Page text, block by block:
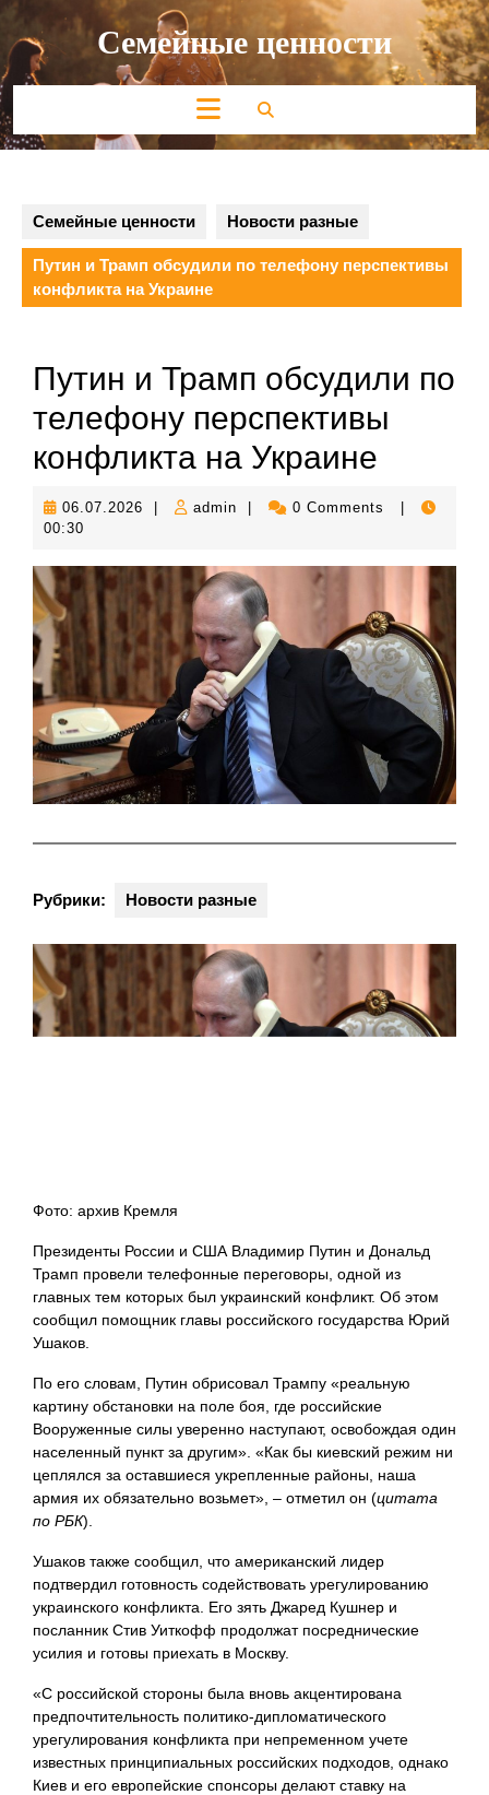
Перейти
содержимому Семейные ценности
Кнопка
Открыть
Семейные ценности Новости разные
Путин и Трамп обсудили по телефону перспективы
конфликта на Украине
Путин и Трамп обсудили по
телефону перспективы
конфликта на Украине
06.07.2026 06.07.2026
admin admin 0 Comments
00:30
Рубрики: Новости разные
Фото: архив Кремля
Президенты России и США Владимир Путин и Дональд
Трамп провели телефонные переговоры, одной из
главных тем которых был украинский конфликт. Об этом
сообщил помощник главы российского государства Юрий
Ушаков.
По его словам, Путин обрисовал Трампу «реальную
картину обстановки на поле боя, где российские
Вооруженные силы уверенно наступают, освобождая один
населенный пункт за другим». «Как бы киевский режим ни
цеплялся за оставшиеся укрепленные районы, наша
армия их обязательно возьмет», – отметил он (цитата
по РБК).
Ушаков также сообщил, что американский лидер
подтвердил готовность содействовать урегулированию
украинского конфликта. Его зять Джаред Кушнер и
посланник Стив Уиткофф продолжат посреднические
усилия и готовы приехать в Москву.
«С российской стороны была вновь акцентирована
предпочтительность политико-дипломатического
урегулирования конфликта при непременном учете
известных принципиальных российских подходов, однако
Киев и его европейские спонсоры делают ставку на